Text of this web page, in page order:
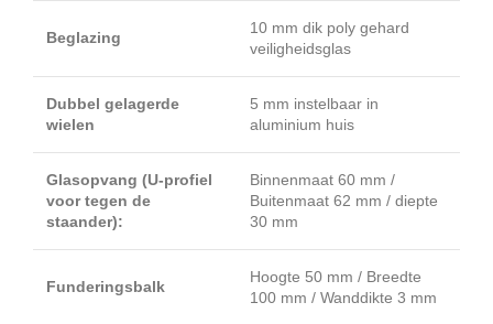
Beglazing
10 mm dik poly gehard
veiligheidsglas
Dubbel gelagerde
wielen
5 mm instelbaar in
aluminium huis
Glasopvang (U-profiel
voor tegen de
staander):
Binnenmaat 60 mm /
Buitenmaat 62 mm / diepte
30 mm
Funderingsbalk
Hoogte 50 mm / Breedte
100 mm / Wanddikte 3 mm